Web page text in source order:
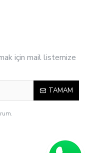
için mail listemize
TAMAM